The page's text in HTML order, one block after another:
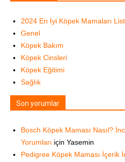
2024 En İyi Köpek Mamaları
Genel
Köpek Bakım
Köpek Cinsleri
Köpek Eğitimi
Sağlık
Son yorumlar
Bosch Köpek Maması Nasıl?
Yorumları için Yasemin
Pedigree Köpek Maması İçerik